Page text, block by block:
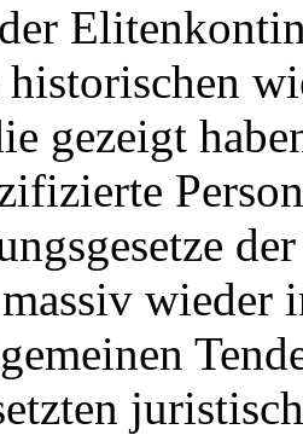
gezeigt
wieder